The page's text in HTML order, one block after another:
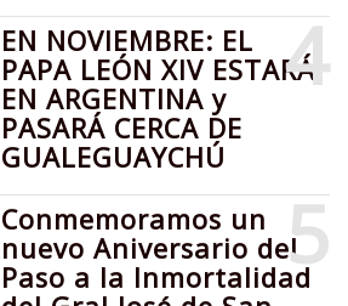
4
EN NOVIEMBRE: EL
PAPA LEÓN XIV ESTARÁ
EN ARGENTINA y
PASARÁ CERCA DE
GUALEGUAYCHÚ
5
Conmemoramos un
nuevo Aniversario del
Paso a la Inmortalidad